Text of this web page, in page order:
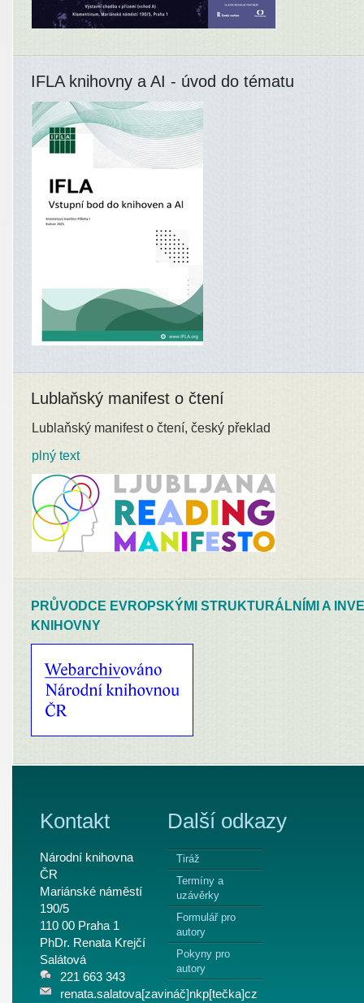
IFLA knihovny a AI - úvod do tématu
Lublaňský manifest o čtení
Lublaňský manifest o čtení, český překlad
plný text
PRŮVODCE EVROPSKÝMI STRUKTURÁLNÍMI A
KNIHOVNY
Kontakt
Národní knihovna
ČR
Mariánské náměstí
190/5
110 00 Praha 1
PhDr. Renata Krejčí
Salátová
221 663 343
renata.salatova[zavináč]nkp[tečka]cz
Další odkazy
Tiráž
Termíny a
uzávěrky
Formulář pro
autory
Pokyny pro
autory